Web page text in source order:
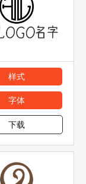
样式
字体
下载